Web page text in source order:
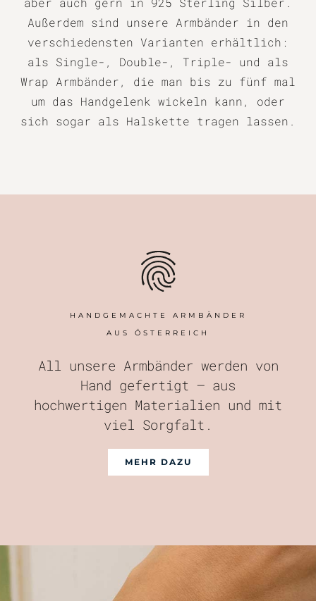
Außerdem sind unsere Armbänder in den
verschiedensten Varianten erhältlich:
als Single-, Double-, Triple- und als
Wrap Armbänder, die man bis zu fünf mal
um das Handgelenk wickeln kann, oder
sich sogar als Halskette tragen lassen.
HANDGEMACHTE ARMBÄNDER
AUS ÖSTERREICH
All unsere Armbänder werden von
Hand gefertigt – aus
hochwertigen Materialien und mit
viel Sorgfalt.
MEHR DAZU